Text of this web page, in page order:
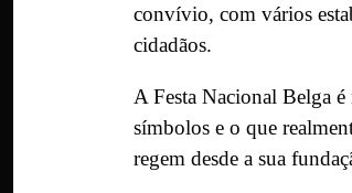
convívio, com vários
cidadãos.
A Festa Nacional Belga
símbolos e o que
regem desde a sua